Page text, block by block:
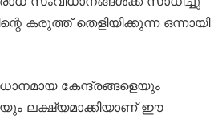
കരുത്ത് തെളിയിക്കുന്ന ഒന്നായി
കേന്ദ്രങ്ങളെയും
ലക്ഷ്യമാക്കിയാണ് ഈ